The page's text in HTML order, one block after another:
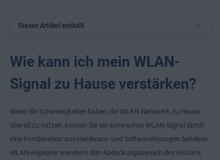
Dieser Artikel enthält
Wie kann ich mein WLAN-
Signal zu Hause verstärken?
Wenn Sie Schwierigkeiten haben, Ihr WLAN-Netzwerk zu Hause
überall zu nutzen, können Sie ein schwaches WLAN-Signal durch
eine Kombination aus Hardware- und Softwarelösungen beheben.
WLAN-Repeater erweitern den Abdeckungsbereich des Routers,